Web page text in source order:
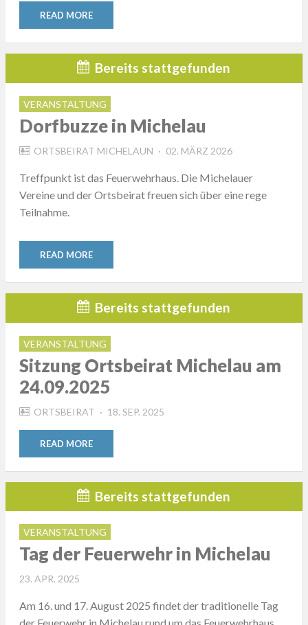
READ MORE
Bereits stattgefunden
VERANSTALTUNG
Dorfbuzze in Michelau
ORTSBEIRAT MICHELAUN
POSTED
02. MÄRZ 2026
Treffpunkt ist das Feuerwehrhaus. Die Michelauer
Vereine und der Ortsbeirat freuen sich über eine rege
Teilnahme.
READ MORE
Bereits stattgefunden
VERANSTALTUNG
Sitzung Ortsbeirat Michelau am
24.09.2025
ORTSBEIRAT
POSTED
18. SEP. 2025
READ MORE
Bereits stattgefunden
VERANSTALTUNG
Tag der Feuerwehr in Michelau
POSTED
23. APR. 2025
Am 16. und 17. August 2025 findet der traditionelle Tag